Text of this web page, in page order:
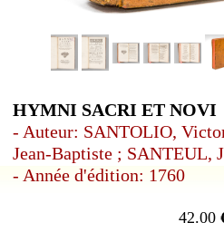
HYMNI SACRI ET NOVI
- Auteur: SANTOLIO,
Jean-Baptiste ; SANTEUL,
- Année d'édition: 1760
42.00